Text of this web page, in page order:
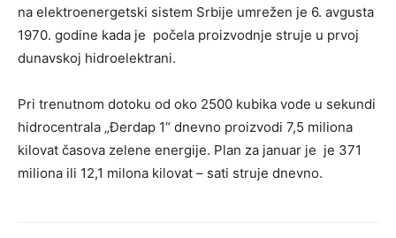
na elektroenergetski sistem Srbije umrežen je 6. avgusta
1970. godine kada je počela proizvodnje struje u prvoj
dunavskoj hidroelektrani.
Pri trenutnom dotoku od oko 2500 kubika vode u sekundi
hidrocentrala „Đerdap 1“ dnevno proizvodi 7,5 miliona
kilovat časova zelene energije. Plan za januar je je 371
miliona ili 12,1 milona kilovat – sati struje dnevno.